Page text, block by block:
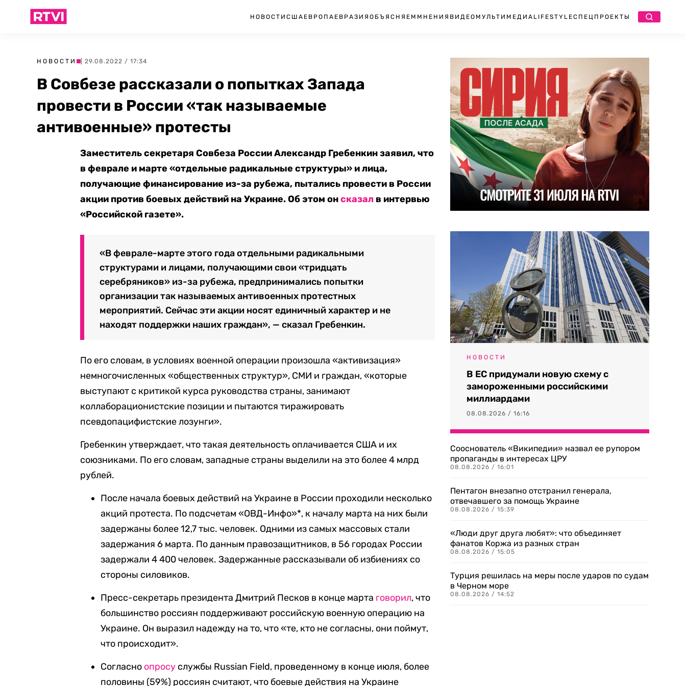
НОВОСТИ США ЕВРОПА ЕВРАЗИЯ ОБЪЯСНЯЕМ МНЕНИЯ ВИДЕО МУЛЬТИМЕДИА LIFESTYLEСПЕЦПРОЕКТЫ
НОВОСТИ | 29.08.2022 / 17:34
В Совбезе рассказали о попытках Запада
провести в России «так называемые
антивоенные» протесты
Заместитель секретаря Совбеза России Александр Гребенкин заявил, что
в феврале и марте «отдельные радикальные структуры» и лица,
получающие финансирование из-за рубежа, пытались провести в России
акции против боевых действий на Украине. Об этом онсказал в интервью
«Российской газете».
«В феврале-марте этого года отдельными радикальными
структурами и лицами, получающими свои «тридцать
серебряников» из-за рубежа, предпринимались попытки
организации так называемых антивоенных протестных
мероприятий. Сейчас эти акции носят единичный характер и не
находят поддержки наших граждан», — сказал Гребенкин.
По его словам, в условиях военной операции произошла «активизация»
немногочисленных «общественных структур», СМИ и граждан, «которые
выступают с критикой курса руководства страны, занимают
коллаборационистские позиции и пытаются тиражировать
псевдопацифистские лозунги».
Гребенкин утверждает, что такая деятельность оплачивается США и их
союзниками. По его словам, западные страны выделили на это более 4 млрд
рублей.
После начала боевых действий на Украине в России проходили несколько
акций протеста. По подсчетам «ОВД-Инфо»*, к началу марта на них были
задержаны более 12,7 тыс. человек. Одними из самых массовых стали
задержания 6 марта. По данным правозащитников, в 56 городах России
задержали 4 400 человек. Задержанные рассказывали об избиениях со
стороны силовиков.
Пресс-секретарь президента Дмитрий Песков в конце марта говорил, что
большинство россиян поддерживают российскую военную операцию на
Украине. Он выразил надежду на то, что «те, кто не согласны, они поймут,
что происходит».
Согласно опросу службы Russian Field, проведенному в конце июля, более
половины (59%) россиян считают, что боевые действия на Украине
НОВОСТИ
В ЕС придумали новую схему с
замороженными российскими
миллиардами
08.08.2026 / 16:16
Сооснователь «Википедии» назвал ее рупором
пропаганды в интересах ЦРУ
08.08.2026 / 16:01
Пентагон внезапно отстранил генерала,
отвечавшего за помощь Украине
08.08.2026 / 15:39
«Люди друг друга любят»: что объединяет
фанатов Коржа из разных стран
08.08.2026 / 15:05
Турция решилась на меры после ударов по судам
в Черном море
08.08.2026 / 14:52